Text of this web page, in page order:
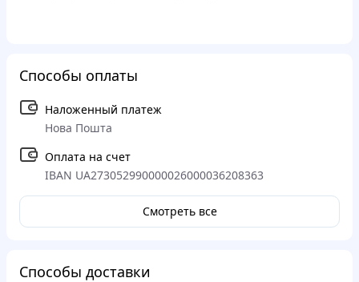
Способы оплаты
Наложенный платеж
Нова Пошта
Оплата на счет
IBAN UA273052990000026000036208363
Смотреть все
Способы доставки